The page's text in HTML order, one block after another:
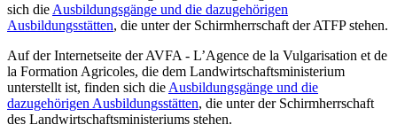
sich die Ausbildungsgänge und die dazugehörigen
Ausbildungsstätten, die unter der Schirmherrschaft der ATFP stehen.
Auf der Internetseite der AVFA - L’Agence de la Vulgarisation et de
la Formation Agricoles, die dem Landwirtschaftsministerium
unterstellt ist, finden sich die Ausbildungsgänge und die
dazugehörigen Ausbildungsstätten, die unter der Schirmherrschaft
des Landwirtschaftsministeriums stehen.